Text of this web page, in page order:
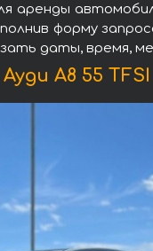
аренды
форму
даты, время,
A8 55